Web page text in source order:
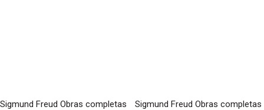
Sigmund Freud Obras completas
Sigmund Freud Obras completas